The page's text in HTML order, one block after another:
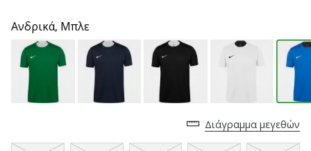
μάθε
αν
αξίζει…
25. 11. 2024
Γίνετε
Ανδρικά, Μπλε
Διάγραμμα μεγεθών